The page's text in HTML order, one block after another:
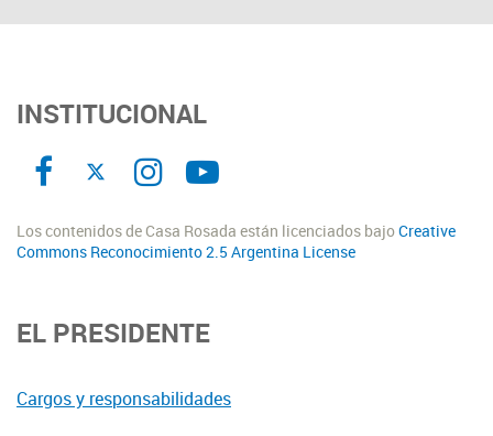
INSTITUCIONAL
Los contenidos de Casa Rosada están licenciados bajoCreative
Commons Reconocimiento 2.5 Argentina License
EL PRESIDENTE
Cargos y responsabilidades